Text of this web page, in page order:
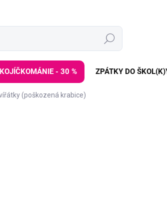
Hledat
- 30 % ZPÁTKY DO
(poškozená krabice)